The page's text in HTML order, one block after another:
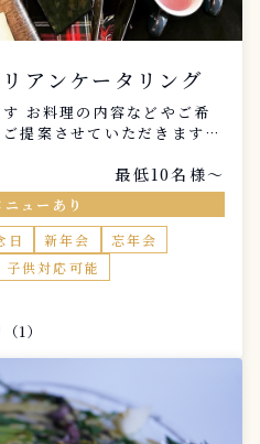
アンケータリング
お料理の内容などやご希
提案させていただきます
思います 是非皆様の楽し
ネートを含めたイタリア料
いただけたらと思います
最低10名様〜
ューあり
日 新年会
忘年会
子供対応可能
（1）